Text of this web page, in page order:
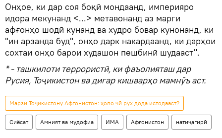
Онҳое, ки дар соя боқӣ мондаанд, империяро
идора мекунанд <...> метавонанд аз марги
афғонҳо шодӣ кунанд ва худро бовар кунонанд, ки
"ин арзанда буд", онҳо дарк накардаанд, ки дарҳои
сохтаи онҳо барои худашон пешбинӣ шудааст".
* - ташкилоти террористӣ, ки фаъолияташ дар
Русия, Тоҷикистон ва дигар кишварҳо мамнӯъ аст.
Марзи Тоҷикистону Афғонистон: ҳоло чӣ рух дода истодааст?
Сиёсат Амният ва мудофиа ИМА Афғонистон натиҷагирӣ